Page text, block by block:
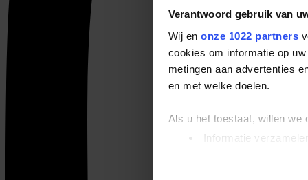
Verantwoord gebruik van
Wij en onze 1022 partners
cookies om informatie op
metingen aan advertenties
en met welke doelen.
Als u het toestaat, willen we
Informatie
Uw apparaat
Lees meer over hoe uw